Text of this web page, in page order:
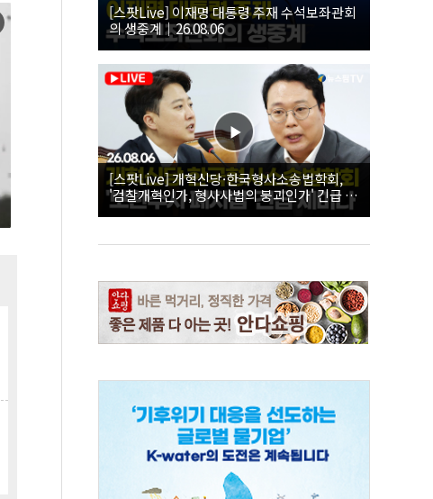
[스팟Live] 이재명 대통령 주재 수석보좌관회
의 생중계｜26.08.06
[스팟Live] 개혁신당·한국형사소송법학회,
'검찰개혁인가, 형사사법의 붕괴인가' 긴급 세
미나｜26.08.06